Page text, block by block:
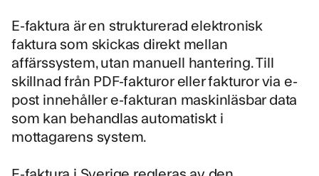
E-faktura är en strukturerad elektronisk
faktura som skickas direkt mellan
affärssystem, utan manuell hantering. Till
skillnad från PDF-fakturor eller fakturor via e-
post innehåller e-fakturan maskinläsbar data
som kan behandlas automatiskt i
mottagarens system.